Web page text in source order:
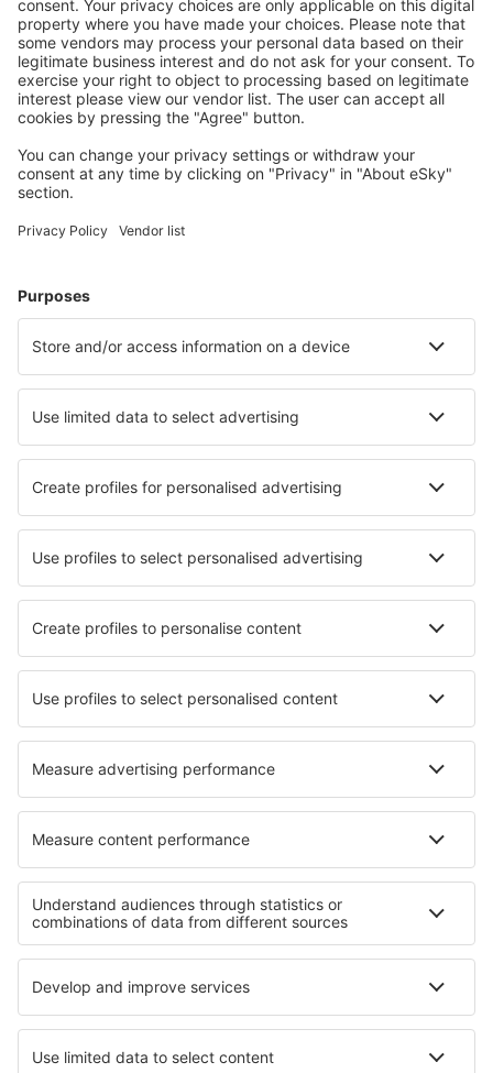
Unterkünfte, die Sie mögen
Wählen Sie aus über 1,3 Millionen Unterkünften: Hotels,
Hütten, Apartments und andere.
Meist gesuchte Hotels von eSky-Nutzern
Hotels in Deutschland - Beliebte Städte
Hotels in Westerland Hotels Westerhever
Hotels in Kassel Hotels in Glowe
Hotels in Ostseebad Wustrow
Die besten Hotels - Städte
Hotels in Luzenac Hotels in Canterbury
Hotels in Sanluri Hotels in Ezulwini Hotels in Ringsend
Hotels in Ravenswoud Hotels in Larouche
Hotels in Cheriton Bishop
Die besten Hotels - Regionen
Hotels in der Fränkischen Schweiz Hotels im Zugspitzregion
Hotels in Oberstdorf Hotels im Erzgebirge
Hotels auf der Mecklenburger Seenplatte
Hotels auf Isergebirge Hotels in Lesser Poland
Hotels in Sohag Hotels in Faiyum Hotels auf Bali